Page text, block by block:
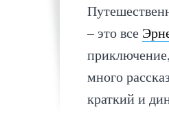
– это все
много
краткий и